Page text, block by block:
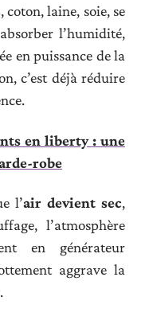
, coton, laine, soie, se
l’humidité,
en puissance de la
c’est déjà réduire
en liberty : une
robe
l’air devient sec,
l’atmosphère
en générateur
aggrave la